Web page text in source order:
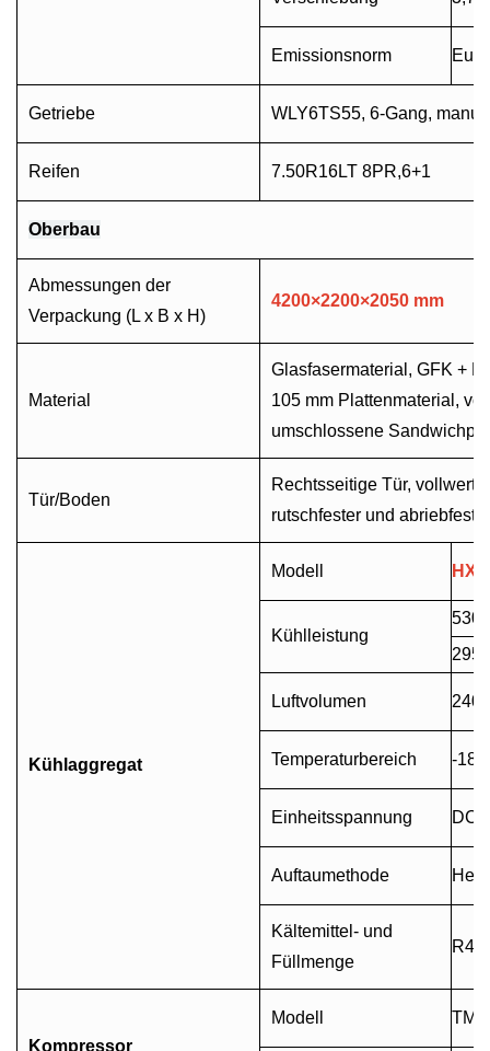
Emissionsnorm
Getriebe WLY6TS55, 6-Gang,
Reifen 7.50R16LT 8PR,6+1
Oberbau
Abmessungen der
Verpackung (L x B x H)
4200×2200×2050 mm
Material
Glasfasermaterial, GFK +
105 mm Plattenmaterial,
umschlossene
Tür/Boden
Rechtsseitige Tür,
rutschfester und
Kühlaggregat
Modell HX-
Kühlleistung
Luftvolumen
Temperaturbereich -18
Einheitsspannung
Auftaumethode
Kältemittel- und
Füllmenge
Kompressor
Modell